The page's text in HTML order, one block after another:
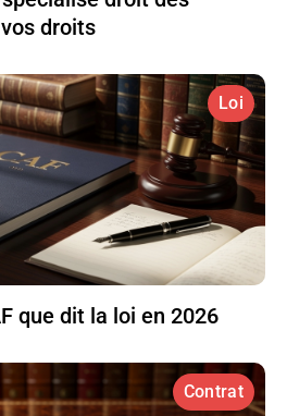
droits
Loi
que dit la loi en 2026
Contrat